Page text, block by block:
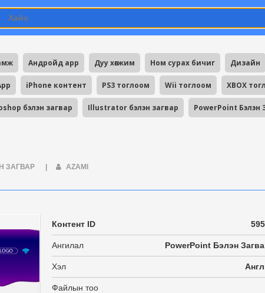
Андройд app Дуу хөгжим Ном сурах бичиг Дизайн
iPhone контент PS3 тоглоом Wii тоглоом XBOX
бэлэн загвар Illustrator бэлэн загвар PowerPoint Бэлэн
ЗАГВАР AZAMI
Контент ID
Ангилал PowerPoint Бэлэн
Хэл
Файлын тоо